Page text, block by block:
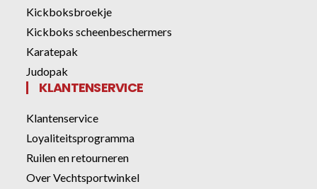
Kickboksbroekje
Kickboks scheenbeschermers
Karatepak
Judopak
KLANTENSERVICE
Klantenservice
Loyaliteitsprogramma
Ruilen en retourneren
Over Vechtsportwinkel